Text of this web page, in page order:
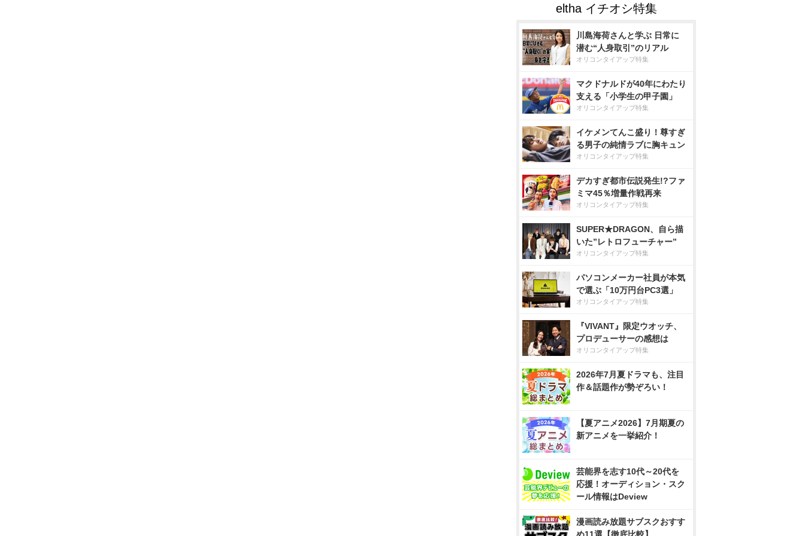
川島海荷さんと学ぶ 日常に
潜む“人身取引”のリアル
オリコンタイアップ特集
マクドナルドが40年にわたり
支える「小学生の甲子園」
オリコンタイアップ特集
イケメンてんこ盛り！尊すぎ
る男子の純情ラブに胸キュン
オリコンタイアップ特集
デカすぎ都市伝説発生!?ファ
ミマ45％増量作戦再来
オリコンタイアップ特集
SUPER★DRAGON、自ら描
いた”レトロフューチャー”
オリコンタイアップ特集
パソコンメーカー社員が本気
で選ぶ「10万円台PC3選」
オリコンタイアップ特集
『VIVANT』限定ウオッチ、
プロデューサーの感想は
オリコンタイアップ特集
2026年7月夏ドラマも、注目
作＆話題作が勢ぞろい！
【夏アニメ2026】7月期夏の
新アニメを一挙紹介！
芸能界を志す10代～20代を
応援！オーディション・スク
ール情報はDeview
漫画読み放題サブスクおすす